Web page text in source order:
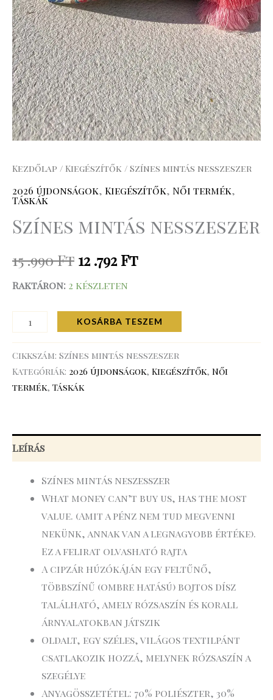
Kezdőlap / Kiegészítők / Színes mintás nesszeszer
2026 újdonságok, Kiegészítők, Női termék,
Táskák
Színes mintás nesszeszer
15 .990Ft 12 .792 Ft
Raktáron: 2 készleten
KOSÁRBA TESZEM
Cikkszám: Színes mintás nesszeszer
Kategóriák: 2026 újdonságok, Kiegészítők, Női
termék, Táskák
Leírás
Színes mintás neszesszer
What money can’t buy us, has the most
value. (Amit a pénz nem tud megvenni
nekünk, annak van a legnagyobb értéke).
Ez a felirat olvasható rajta
A cipzár húzókáján egy feltűnő,
többszínű (ombre hatású) bojtos dísz
található, amely rózsaszín és korall
árnyalatokban játszik
Oldalt, egy széles, világos textilpánt
csatlakozik hozzá, melynek rózsaszín a
szegélye
Anyagösszetétel: 70% poliészter, 30%